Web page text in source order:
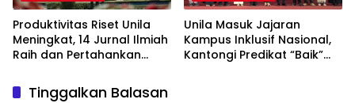
Produktivitas Riset Unila
Meningkat, 14 Jurnal Ilmiah
Raih dan Pertahankan
Unila Masuk Jajaran
Kampus Inklusif Nasional,
Kantongi Predikat “Baik”
Tinggalkan Balasan